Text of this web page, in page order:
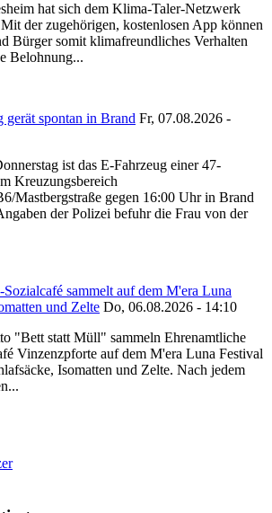
hat sich dem Klima-Taler-Netzwerk
Mit der zugehörigen, kostenlosen App können
Bürger somit klimafreundliches Verhalten
Belohnung...
gerät spontan in Brand Fr, 07.08.2026 -
ist das E-Fahrzeug einer 47-
Kreuzungsbereich
Mastbergstraße gegen 16:00 Uhr in Brand
der Polizei befuhr die Frau von der
sammelt auf dem M'era Luna
und Zelte Do, 06.08.2026 - 14:10
"Bett statt Müll" sammeln Ehrenamtliche
Vinzenzpforte auf dem M'era Luna Festival
Isomatten und Zelte. Nach jedem